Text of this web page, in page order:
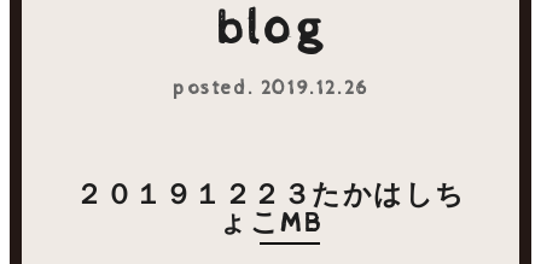
blog
posted. 2019.12.26
２０１９１２２３たかはしち
ょこMB